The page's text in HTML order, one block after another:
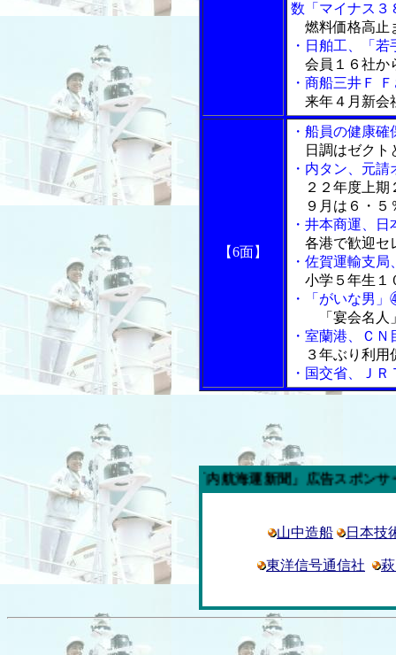
数「マイナス３
燃料価格高止
・日舶工、「
会員１６社か
・商船三井Ｆ
来年４月新会
【6面】
・船員の健康
日調はゼクト
・内タン、元
２２年度上期
９月は６・５
・井本商運、
各港で歓迎セ
・佐賀運輸支
小学５年生１
・「がいな男
「宴会名人
・室蘭港、Ｃ
３年ぶり利用
・国交省、Ｊ
今週の「内航海運新聞」広告スポンサー企業
山中造船 日本技
東洋信号通信社